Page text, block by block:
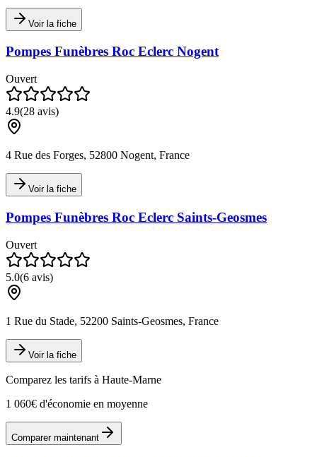
Voir la fiche
Pompes Funèbres Roc Eclerc Nogent
Ouvert
4.9(28 avis)
4 Rue des Forges, 52800 Nogent, France
Voir la fiche
Pompes Funèbres Roc Eclerc Saints-Geosmes
Ouvert
5.0(6 avis)
1 Rue du Stade, 52200 Saints-Geosmes, France
Voir la fiche
Comparez les tarifs à Haute-Marne
1 060€ d'économie en moyenne
Comparer maintenant